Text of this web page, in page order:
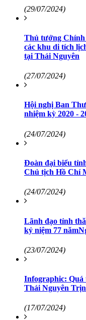
(29/07/2024)
Thủ tướng
các khu di tích
tại Thái Nguyên
(27/07/2024)
Hội nghị Ban
nhiệm kỳ 2020 -
(24/07/2024)
Đoàn đại biểu
Chủ tịch Hồ Chí
(24/07/2024)
Lãnh đạo tỉnh
kỷ niệm 77
(23/07/2024)
Infographic: Quá
Thái Nguyên
(17/07/2024)